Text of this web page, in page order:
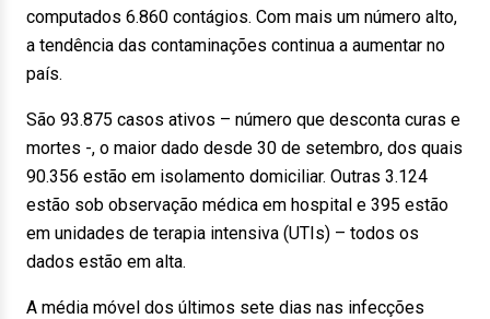
computados 6.860 contágios. Com mais um número alto,
a tendência das contaminações continua a aumentar no
país.
São 93.875 casos ativos – número que desconta curas e
mortes -, o maior dado desde 30 de setembro, dos quais
90.356 estão em isolamento domiciliar. Outras 3.124
estão sob observação médica em hospital e 395 estão
em unidades de terapia intensiva (UTIs) – todos os
dados estão em alta.
A média móvel dos últimos sete dias nas infecções